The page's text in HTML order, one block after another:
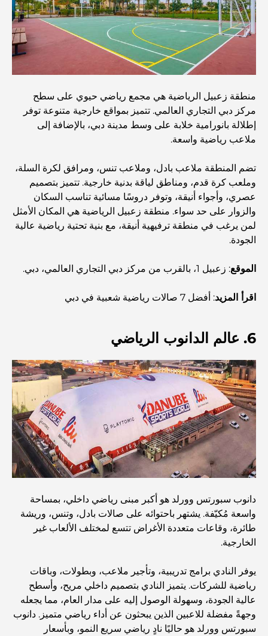
أفضل مطاعم شرائح اللحم في دبي: دليل لعشاق اللحوم
أغلى دولة في العالم: تصنيف عالمي لتكاليف المعيشة
دليل صالات الرياضة في داماك هيلز: أفضل خيارات اللياقة
البدنية في المنطقة المحيطة
أفضل مراكز التسوق في دبي للتسوق والترفيه
أنشطة يمكنك القيام بها في مركز دبي المالي العالمي:
استكشف أكثر مناطق دبي حيوية
بطاقات الائتمان في الإمارات العربية المتحدة: دليل شامل
للإنفاق الذكي
مستشفى في مركز دبي المالي العالمي: رعاية طبية عالمية
أندر سيارة في العالم: أساطير السيارات التي لا تُقدر بثمن
منصات التداول في الإمارات العربية المتحدة: دليل للمستثمرين
العصريين
نادي شاطئ العائلة في دبي: حيث يلتقي المرح بالاسترخاء
الأمور
المخطط الرئيسي لتلال دبي: رؤية للحياة المجتمعية العصرية
مطعم دار أوبرا دبي: حيث يلتقي الطعام الفاخر بالثقافة
أغلى ماركات البدلات التي تُعرّف مفهوم الخياطة الفاخرة
منطقة زعبيل الرياضية هي مجمع رياضي حيوي على سطح
مركز دبي التجاري العالمي. تتميز بمواقع خارجية متنوعة توفر
إطلالة بانورامية خلابة على وسط مدينة دبي، بالإضافة إلى
ملاعب رياضية واسعة.
تضم المنطقة ملاعب بادل، وملاعب تنس، ومرافق لكرة السلة،
وملعب كرة قدم، ومناطق لياقة بدنية خارجية. تتميز بتصميم
عصري، وأجواء أنيقة، وتوفر دروسًا مسائية تناسب السكان
والزوار على حد سواء. منطقة زعبيل الرياضية هي المكان الأمثل
لمن يرغب في منطقة ترفيهية أنيقة، مع بنية تحتية رياضية عالية
الجودة.
الموقع: زعبيل 1، بالقرب من مركز دبي التجاري العالمي، دبي.
اقرأ المزيد: أفضل 7 صالات رياضية شعبية في دبي
6. عالم الدانوب الرياضي
دانوب سبورتس وورلد هو أكبر مبنى رياضي داخلي، بمساحة
واسعة مُكيّفة. يشتهر باحتوائه على صالات بادل، وتنس، وريشة
طائرة، وقاعات متعددة الأغراض تتسع لمختلف الألعاب غير
الخارجية.
يوفر النادي برامج تدريبية، وتأجير ملاعب، وبطولات، وباقات
رياضية للشركات. يتميز النادي بتصميم داخلي مريح، وأسطح
عالية الجودة، وسهولة الوصول إليه على مدار العام، مما يجعله
وجهةً مفضلة للاعبين الذين يبحثون عن أداء رياضي متميز. دانوب
سبورتس وورلد هو حاليًا نادٍ رياضي سريع النمو، وبأسعار